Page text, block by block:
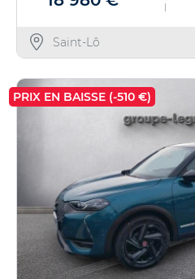
Saint-Lô
PRIX EN BAISSE (-510 €)